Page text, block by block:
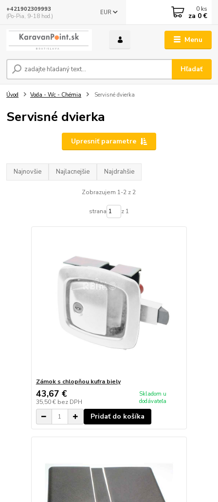
Menu
EUR
Hľadať
+421902309993
(Po-Pia, 9-18 hod.)
0 ks
za 0 €
Úvod Voda - Wc - Chémia Servisné dvierka
Servisné dvierka
Upresniť parametre
Najnovšie Najlacnejšie Najdrahšie
Zobrazujem 1-2 z 2
strana z 1
Zámok s chlopňou kufra biely
43,67 €
35,50 € bez DPH
Skladom u
dodávateľa
Pridať do košíka